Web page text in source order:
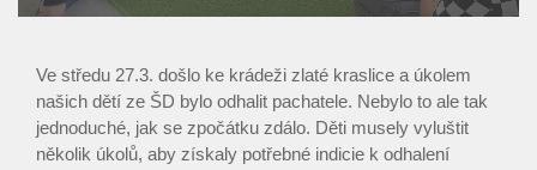
Ve středu 27.3. došlo ke krádeži zlaté kraslice a úkolem
našich dětí ze ŠD bylo odhalit pachatele. Nebylo to ale tak
jednoduché, jak se zpočátku zdálo. Děti musely vyluštit
několik úkolů, aby získaly potřebné indicie k odhalení